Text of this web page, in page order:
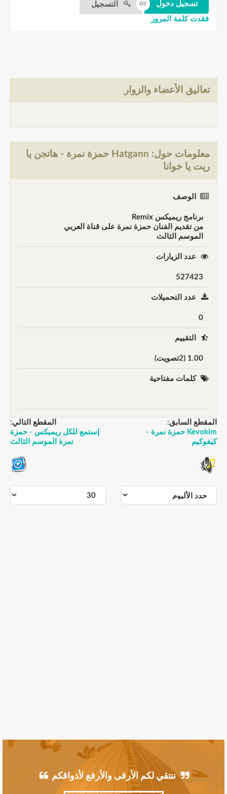
التسجيل
فقدت كلمة المرور
تعاليق الأعضاء والزوار
معلومات حول: Hatgann حمزة نمرة - هاتجن يا
ريت يا خوانا
الوصف
برنامج ريميكس Remix
من تقديم الفنان حمزة نمرة على قناة العربي
الموسم الثالث
عدد الزيارات
527423
عدد التحميلات
0
التقييم
1.00 (2تصويت)
كلمات مفتاحية
المقطع السابق:
Kevokim حمزة نمرة -
كيفوكيم
المقطع التالي:
إستمع للكل ريميكس - حمزة
نمرة الموسم الثالث
ننتقي لكم الأرقى والأرفع لأذواقكم